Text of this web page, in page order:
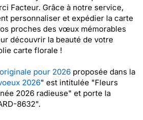
Facteur. Grâce à notre service,
personnaliser et expédier la carte
proches des vœux mémorables
découvrir la beauté de votre
carte florale !
pour 2026 proposée dans la
2026" est intitulée "Fleurs
2026 radieuse" et porte la
8632".